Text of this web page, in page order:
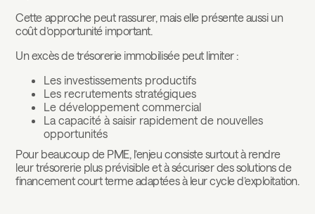
Cette approche peut rassurer, mais elle présente aussi un
coût d’opportunité important.
Un excès de trésorerie immobilisée peut limiter :
Les investissements productifs
Les recrutements stratégiques
Le développement commercial
La capacité à saisir rapidement de nouvelles
opportunités
Pour beaucoup de PME, l’enjeu consiste surtout à rendre
leur trésorerie plus prévisible et à sécuriser des solutions de
financement court terme adaptées à leur cycle d’exploitation.